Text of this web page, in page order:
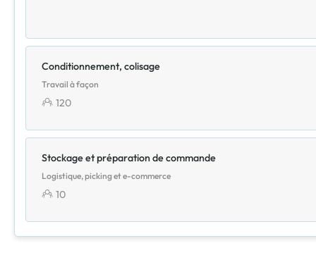
Conditionnement, colisage
Travail à façon
120
Stockage et préparation de commande
Logistique, picking et e-commerce
10